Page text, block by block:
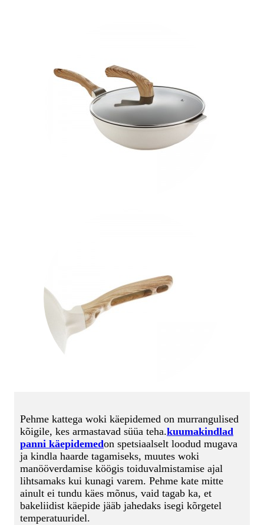
Pehme kattega woki käepidemed on murrangulised
kõigile, kes armastavad süüa teha.kuumakindlad
panni käepidemedon spetsiaalselt loodud mugava
ja kindla haarde tagamiseks, muutes woki
manööverdamise köögis toiduvalmistamise ajal
lihtsamaks kui kunagi varem. Pehme kate mitte
ainult ei tundu käes mõnus, vaid tagab ka, et
bakeliidist käepide jääb jahedaks isegi kõrgetel
temperatuuridel.